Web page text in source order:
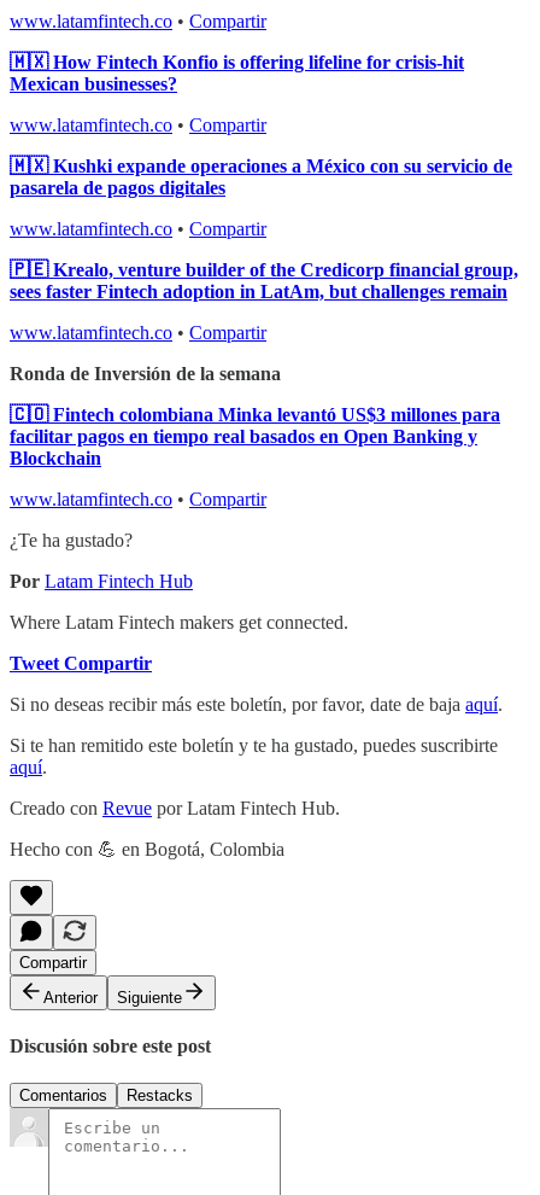
www.latamfintech.co • Compartir
🇲🇽 How Fintech Konfio is offering lifeline for crisis-hit
Mexican businesses?
www.latamfintech.co • Compartir
🇲🇽 Kushki expande operaciones a México con su servicio de
pasarela de pagos digitales
www.latamfintech.co • Compartir
🇵🇪 Krealo, venture builder of the Credicorp financial group,
sees faster Fintech adoption in LatAm, but challenges remain
www.latamfintech.co • Compartir
Ronda de Inversión de la semana
🇨🇴 Fintech colombiana Minka levantó US$3 millones para
facilitar pagos en tiempo real basados en Open Banking y
Blockchain
www.latamfintech.co • Compartir
¿Te ha gustado?
Por Latam Fintech Hub
Where Latam Fintech makers get connected.
Tweet Compartir
Si no deseas recibir más este boletín, por favor, date de baja aquí.
Si te han remitido este boletín y te ha gustado, puedes suscribirte
aquí.
Creado con Revue por Latam Fintech Hub.
Hecho con 💪 en Bogotá, Colombia
Compartir
Anterior
Siguiente
Discusión sobre este post
Comentarios Restacks